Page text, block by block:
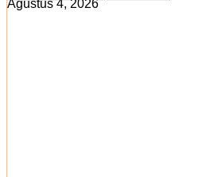
Agustus 4, 2026